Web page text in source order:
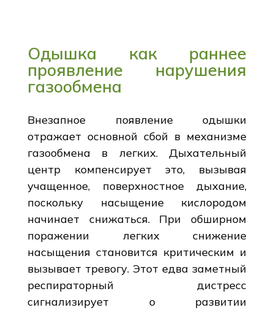
Одышка как раннее
проявление нарушения
газообмена
Внезапное появление одышки
отражает основной сбой в механизме
газообмена в легких. Дыхательный
центр компенсирует это, вызывая
учащенное, поверхностное дыхание,
поскольку насыщение кислородом
начинает снижаться. При обширном
поражении легких снижение
насыщения становится критическим и
вызывает тревогу. Этот едва заметный
респираторный дистресс
сигнализирует о развитии